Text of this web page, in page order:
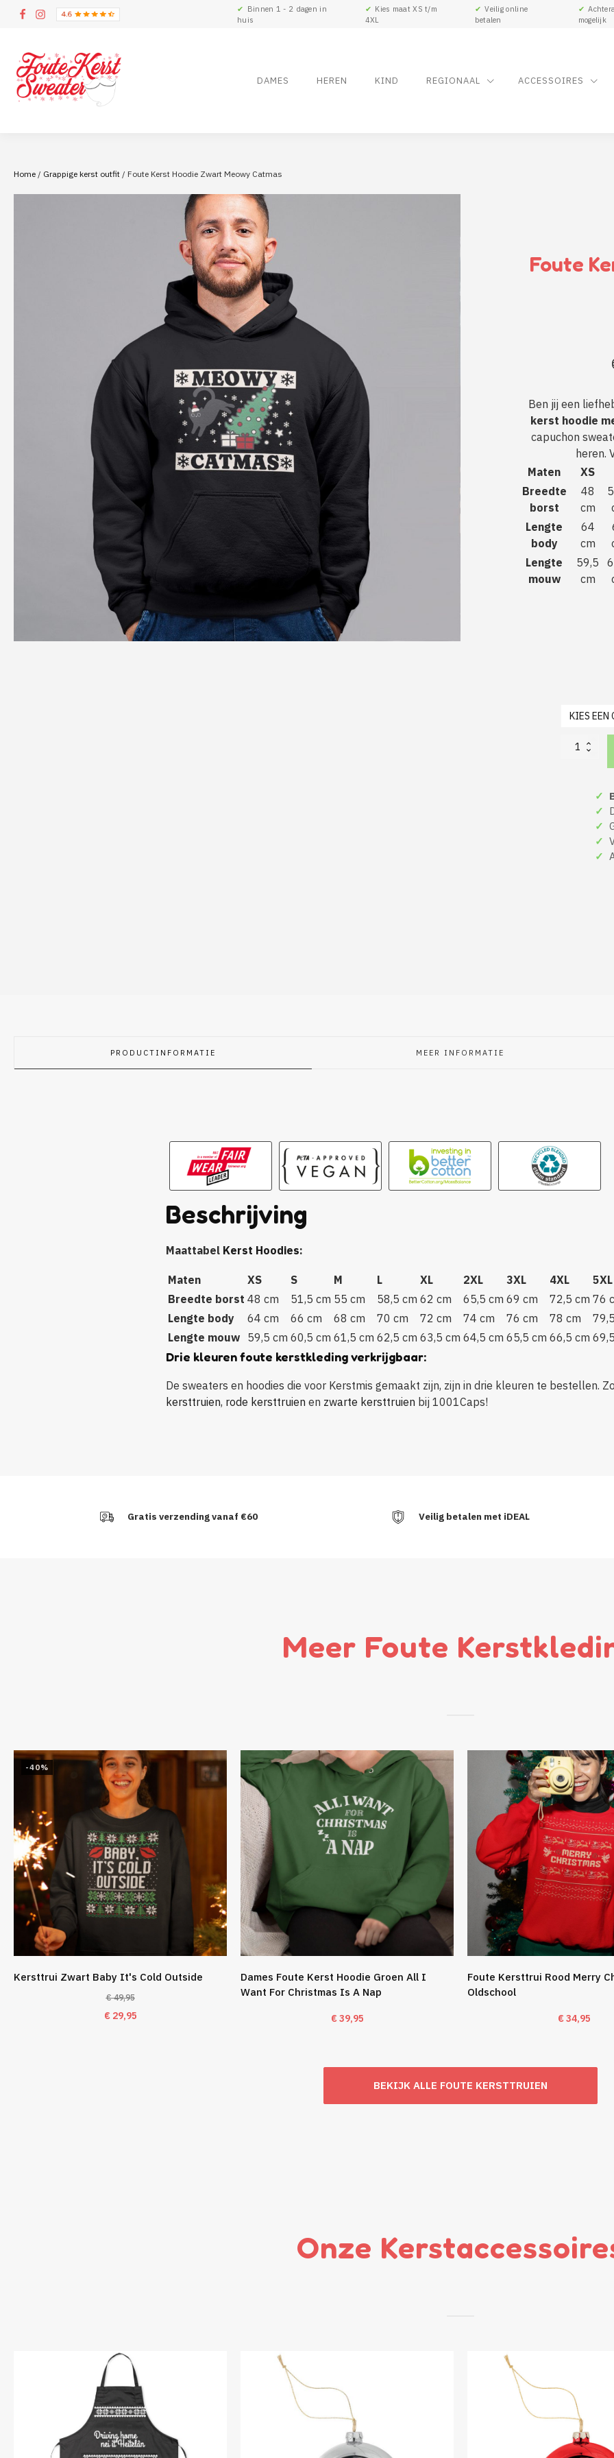
✔
Binnen 1 - 2 dagen in
huis
✔
Kies maat XS t/m
4XL
✔ Veilig online
betalen
✔
mogelijk
DAMES HEREN KIND REGIONAAL ACCESSOIRES
Home / Grappige kerst outfit / Foute Kerst Hoodie Zwart Meowy Catmas
Foute
Ben jij een
kerst hoodie
capuchon
heren.
Maten
XS
Breedte
borst
48
cm
Lengte
body
64
cm
Lengte
mouw
59,5
cm
Foute
✓
✓
✓
✓
✓
PRODUCTINFORMATIE MEER INFORMATIE
Beschrijving
Maattabel Kerst Hoodies:
Maten XS S M L XL 2XL 3XL 4XL
5XL
Breedte borst 48 cm 51,5 cm 55 cm 58,5 cm 62 cm 65,5 cm 69 cm 72,5 cm 76
Lengte body
64 cm 66 cm 68 cm 70 cm 72 cm 74 cm 76 cm 78 cm
Lengte mouw 59,5 cm 60,5 cm 61,5 cm 62,5 cm 63,5 cm 64,5 cm 65,5 cm 66,5 cm
Drie kleuren foute kerstkleding verkrijgbaar:
De sweaters en hoodies die voor Kerstmis gemaakt zijn, zijn in drie kleuren te bestellen.
kersttruien, rode kersttruien en zwarte kersttruien bij 1001Caps!
Gratis verzending vanaf €60 Veilig betalen met iDEAL
Meer Foute
-40%
Kersttrui Zwart Baby It's Cold Outside
€49,95
Oorspronkelijke
€29,95Huidige
Dames Foute Kerst Hoodie Groen All I
Want For Christmas Is A Nap
€39,95
Foute Kersttrui Rood Merry
Oldschool
€34,95
BEKIJK ALLE FOUTE KERSTTRUIEN
Onze